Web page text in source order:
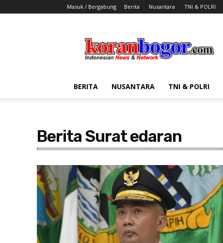
Masuk / Bergabung Berita Nusantara TNI & POLRI
Bogor
BERITA NUSANTARA TNI & POLRI
Berita Surat edaran